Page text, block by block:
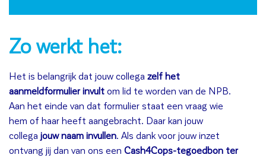
Zo werkt het:
Het is belangrijk dat jouw collega zelf het
aanmeldformulier invult om lid te worden van de NPB.
Aan het einde van dat formulier staat een vraag wie
hem of haar heeft aangebracht. Daar kan jouw
collega jouw naam invullen . Als dank voor jouw inzet
ontvang jij dan van ons een Cash4Cops-tegoedbon ter